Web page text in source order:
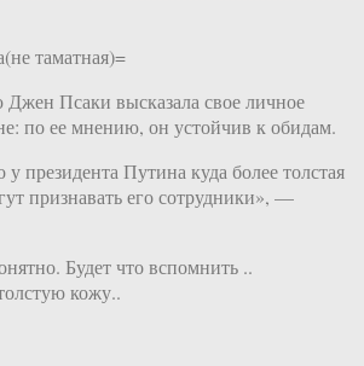
таматная)=
Псаки высказала свое личное
по ее мнению, он устойчив к обидам.
президента Путина куда более толстая
признавать его сотрудники», —
Будет что вспомнить ..
кожу..